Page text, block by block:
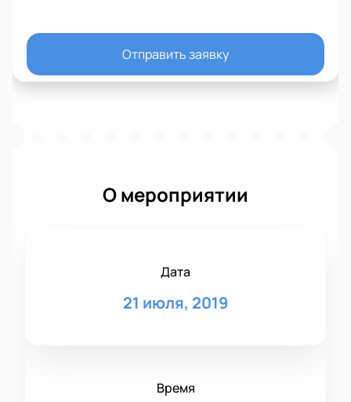
Отправить заявку
О мероприятии
Дата
21 июля, 2019
Время